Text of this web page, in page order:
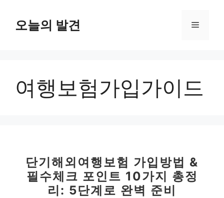
오늘의 발견 메
여행보험가입가이드
단기해외여행보험 가입방법 &
필수체크 포인트 10가지 총정
리: 5단계로 완벽 준비